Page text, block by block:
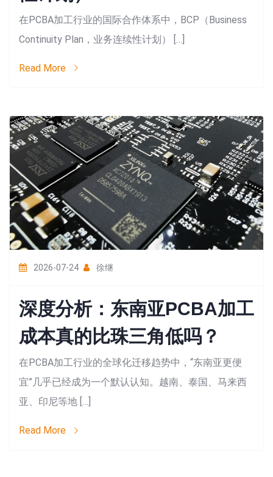
在PCBA加工行业的国际合作体系中，BCP（Business
Continuity Plan，业务连续性计划） […]
Read More
2026-07-24 徐继
深度分析：东南亚PCBA加工
成本真的比珠三角低吗？
在PCBA加工行业的全球化迁移趋势中，“东南亚更便
宜”几乎已经成为一个默认认知。越南、泰国、马来西
亚、印尼等地 […]
Read More